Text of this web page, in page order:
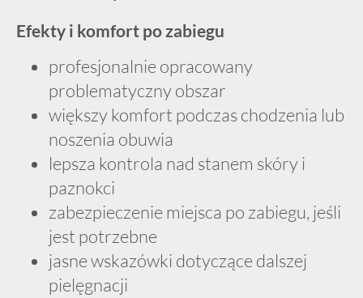
Efekty i komfort po zabiegu
profesjonalnie opracowany
problematyczny obszar
większy komfort podczas chodzenia lub
noszenia obuwia
lepsza kontrola nad stanem skóry i
paznokci
zabezpieczenie miejsca po zabiegu, jeśli
jest potrzebne
jasne wskazówki dotyczące dalszej
pielęgnacji